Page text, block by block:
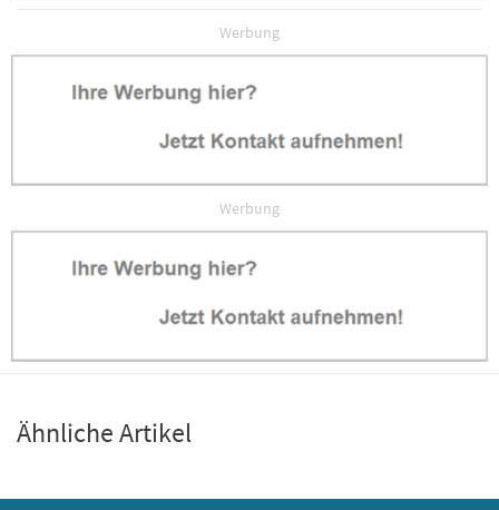
Werbung
Werbung
Ähnliche Artikel